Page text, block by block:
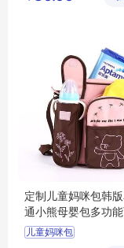
定制儿童妈咪包韩
通小熊母婴包多功
出妈妈收纳尿片包
儿童妈咪包